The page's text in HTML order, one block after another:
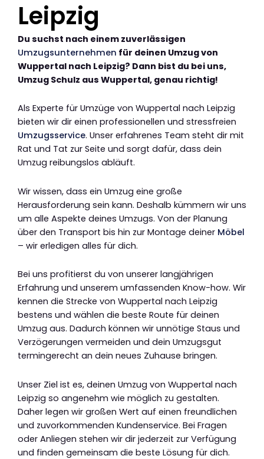
Leipzig
Du suchst nach einem zuverlässigen
Umzugsunternehmen für deinen Umzug von
Wuppertal nach Leipzig? Dann bist du bei uns,
Umzug Schulz aus Wuppertal, genau richtig!
Als Experte für Umzüge von Wuppertal nach Leipzig
bieten wir dir einen professionellen und stressfreien
Umzugsservice. Unser erfahrenes Team steht dir mit
Rat und Tat zur Seite und sorgt dafür, dass dein
Umzug reibungslos abläuft.
Wir wissen, dass ein Umzug eine große
Herausforderung sein kann. Deshalb kümmern wir uns
um alle Aspekte deines Umzugs. Von der Planung
über den Transport bis hin zur Montage deiner Möbel
– wir erledigen alles für dich.
Bei uns profitierst du von unserer langjährigen
Erfahrung und unserem umfassenden Know-how. Wir
kennen die Strecke von Wuppertal nach Leipzig
bestens und wählen die beste Route für deinen
Umzug aus. Dadurch können wir unnötige Staus und
Verzögerungen vermeiden und dein Umzugsgut
termingerecht an dein neues Zuhause bringen.
Unser Ziel ist es, deinen Umzug von Wuppertal nach
Leipzig so angenehm wie möglich zu gestalten.
Daher legen wir großen Wert auf einen freundlichen
und zuvorkommenden Kundenservice. Bei Fragen
oder Anliegen stehen wir dir jederzeit zur Verfügung
und finden gemeinsam die beste Lösung für dich.